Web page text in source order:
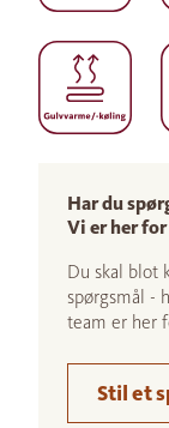
Har du
Vi er her
Du skal blot
spørgsmål -
team er her
Stil et